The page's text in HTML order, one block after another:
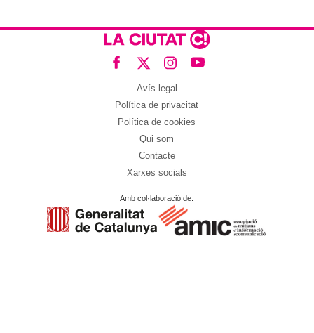
Avís legal
Política de privacitat
Política de cookies
Qui som
Contacte
Xarxes socials
Amb col·laboració de: